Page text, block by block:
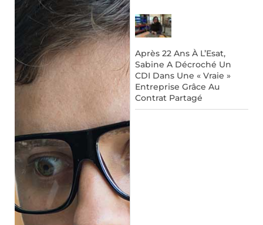
Après 22 Ans À L’Esat,
Sabine A Décroché Un
CDI Dans Une « Vraie »
Entreprise Grâce Au
Contrat Partagé